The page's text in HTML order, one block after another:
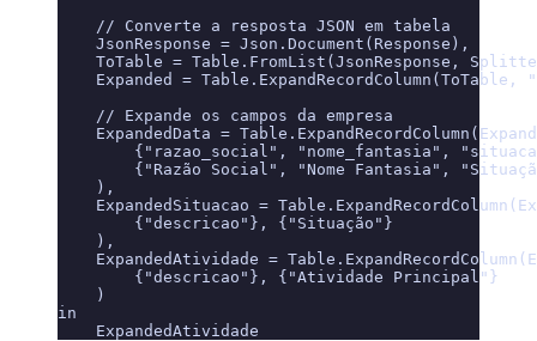
    // Converte a resposta JSON em tabela
    JsonResponse = Json.Document(Response),
ToTable = Table.FromList(JsonResponse,
Expanded = Table.ExpandRecordColumn(ToTable,
    // Expande os campos da empresa
ExpandedData =
{"razao_social", "nome_fantasia",
{"Razão Social", "Nome Fantasia",
    ),
ExpandedSituacao =
        {"descricao"}, {"Situação"}
    ),
ExpandedAtividade =
        {"descricao"}, {"Atividade Principal"}
    )
in
    ExpandedAtividade